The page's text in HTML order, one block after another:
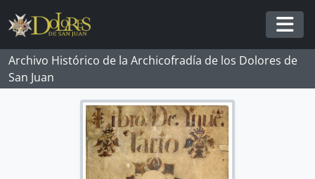
Skip to main content
Archivo Histórico de la Archicofradía de los Dolores de
San Juan